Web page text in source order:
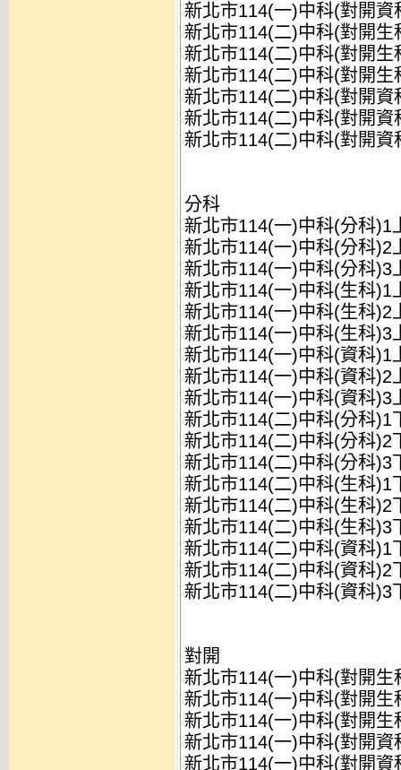
新北市114(一)中科(對開
新北市114(二)中科(對開
新北市114(二)中科(對開
新北市114(二)中科(對開
新北市114(二)中科(對開
新北市114(二)中科(對開
新北市114(二)中科(對開
分科
新北市114(一)中科(分科)1
新北市114(一)中科(分科)2
新北市114(一)中科(分科)3
新北市114(一)中科(生科)1
新北市114(一)中科(生科)2
新北市114(一)中科(生科)3
新北市114(一)中科(資科)1
新北市114(一)中科(資科)2
新北市114(一)中科(資科)3
新北市114(二)中科(分科)1
新北市114(二)中科(分科)2
新北市114(二)中科(分科)3
新北市114(二)中科(生科)1
新北市114(二)中科(生科)2
新北市114(二)中科(生科)3
新北市114(二)中科(資科)1
新北市114(二)中科(資科)2
新北市114(二)中科(資科)3
對開
新北市114(一)中科(對開
新北市114(一)中科(對開
新北市114(一)中科(對開
新北市114(一)中科(對開
新北市114(一)中科(對開